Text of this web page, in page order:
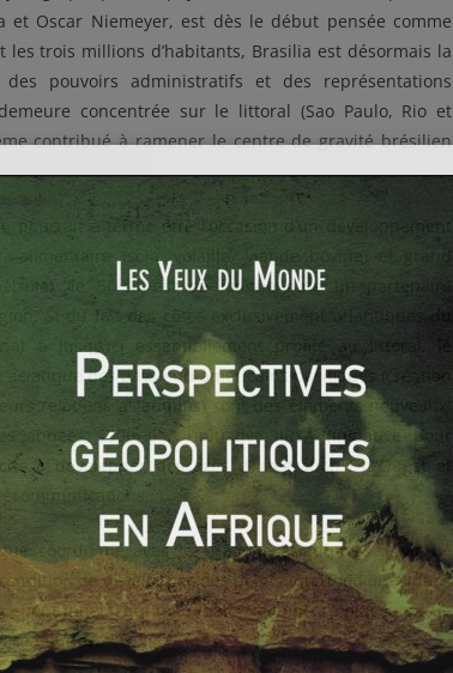
et Oscar Niemeyer, est dès le début pensée comme
trois millions d’habitants, Brasilia est désormais la
pouvoirs administratifs et des représentations
concentrée sur le littoral (Sao Paulo, Rio et
contribué à ramener le centre de gravité brésilien
à terme être l’occasion d’un développement
alimentaire (soja, volaille, viande bovine) et grand
le Brésil est de longue date un partenaire
Si du fait des côtes exclusivement atlantiques du
a jusqu’ici essentiellement profité au littoral, le
des pays sud-américains pacifiques (création
relations asiatiques) sont des éléments nouveaux.
2000 par l’initiative IIRSA (initiative pour
à développer des axes d’intégration Est/Ouest et
coordonné avec les nations asiatiques, servir de
de développer des points intermédiaires dans
tunnel » qui marginaliserait encore plus la partie